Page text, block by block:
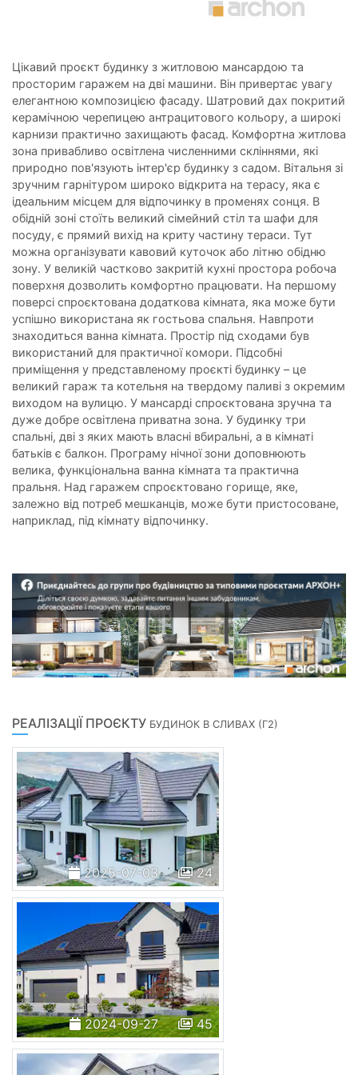
Цікавий проєкт будинку з житловою мансардою та
просторим гаражем на дві машини. Він привертає увагу
елегантною композицією фасаду. Шатровий дах покритий
керамічною черепицею антрацитового кольору, а широкі
карнизи практично захищають фасад. Комфортна житлова
зона привабливо освітлена численними скліннями, які
природно пов'язують інтер'єр будинку з садом. Вітальня зі
зручним гарнітуром широко відкрита на терасу, яка є
ідеальним місцем для відпочинку в променях сонця. В
обідній зоні стоїть великий сімейний стіл та шафи для
посуду, є прямий вихід на криту частину тераси. Тут
можна організувати кавовий куточок або літню обідню
зону. У великій частково закритій кухні простора робоча
поверхня дозволить комфортно працювати. На першому
поверсі спроєктована додаткова кімната, яка може бути
успішно використана як гостьова спальня. Навпроти
знаходиться ванна кімната. Простір під сходами був
використаний для практичної комори. Підсобні
приміщення у представленому проєкті будинку – це
великий гараж та котельня на твердому паливі з окремим
виходом на вулицю. У мансарді спроєктована зручна та
дуже добре освітлена приватна зона. У будинку три
спальні, дві з яких мають власні вбиральні, а в кімнаті
батьків є балкон. Програму нічної зони доповнюють
велика, функціональна ванна кімната та практична
пральня. Над гаражем спроєктовано горище, яке,
залежно від потреб мешканців, може бути пристосоване,
наприклад, під кімнату відпочинку.
РЕАЛІЗАЦІЇ ПРОЄКТУ БУДИНОК В СЛИВАХ (Г2)
2025-07-03 24
2024-09-27 45